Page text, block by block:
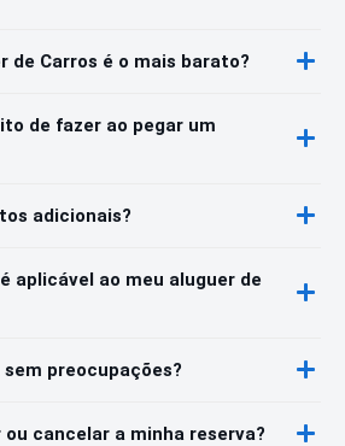
de Carros é o mais barato?
de fazer ao pegar um
adicionais?
aplicável ao meu aluguer de
preocupações?
cancelar a minha reserva?